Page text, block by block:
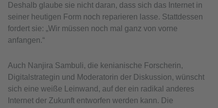
Deshalb glaube sie nicht daran, dass sich das Internet in
seiner heutigen Form noch reparieren lasse. Stattdessen
fordert sie: „Wir müssen noch mal ganz von vorne
anfangen.“
Auch Nanjira Sambuli, die kenianische Forscherin,
Digitalstrategin und Moderatorin der Diskussion, wünscht
sich eine weiße Leinwand, auf der ein radikal anderes
Internet der Zukunft entworfen werden kann. Die